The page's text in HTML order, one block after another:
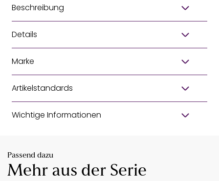
Beschreibung
Details
Marke
Artikelstandards
Wichtige Informationen
Passend dazu
Mehr aus der Serie